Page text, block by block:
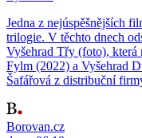
Jedna z nejúspěšnějších
trilogie. V těchto dnech
Vyšehrad Třy (foto), která
Fylm (2022) a Vyšehrad
Šafářová z distribuční
Borovan.cz